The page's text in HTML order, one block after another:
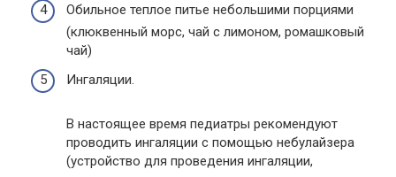
Обильное теплое питье небольшими порциями
(клюквенный морс, чай с лимоном, ромашковый
чай)
Ингаляции.
В настоящее время педиатры рекомендуют
проводить ингаляции с помощью небулайзера
(устройство для проведения ингаляции,